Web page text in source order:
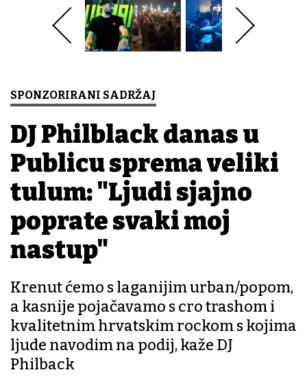
SPONZORIRANI SADRŽAJ
DJ Philblack danas u
Publicu sprema veliki
tulum: "Ljudi sjajno
poprate svaki moj
nastup"
Krenut ćemo s laganijim urban/popom,
a kasnije pojačavamo s cro trashom i
kvalitetnim hrvatskim rockom s kojima
ljude navodim na podij, kaže DJ
Philback